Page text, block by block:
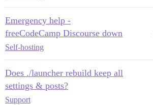
Emergency help -
freeCodeCamp Discourse down
Self-hosting
Does ./launcher rebuild keep all
settings & posts?
Support